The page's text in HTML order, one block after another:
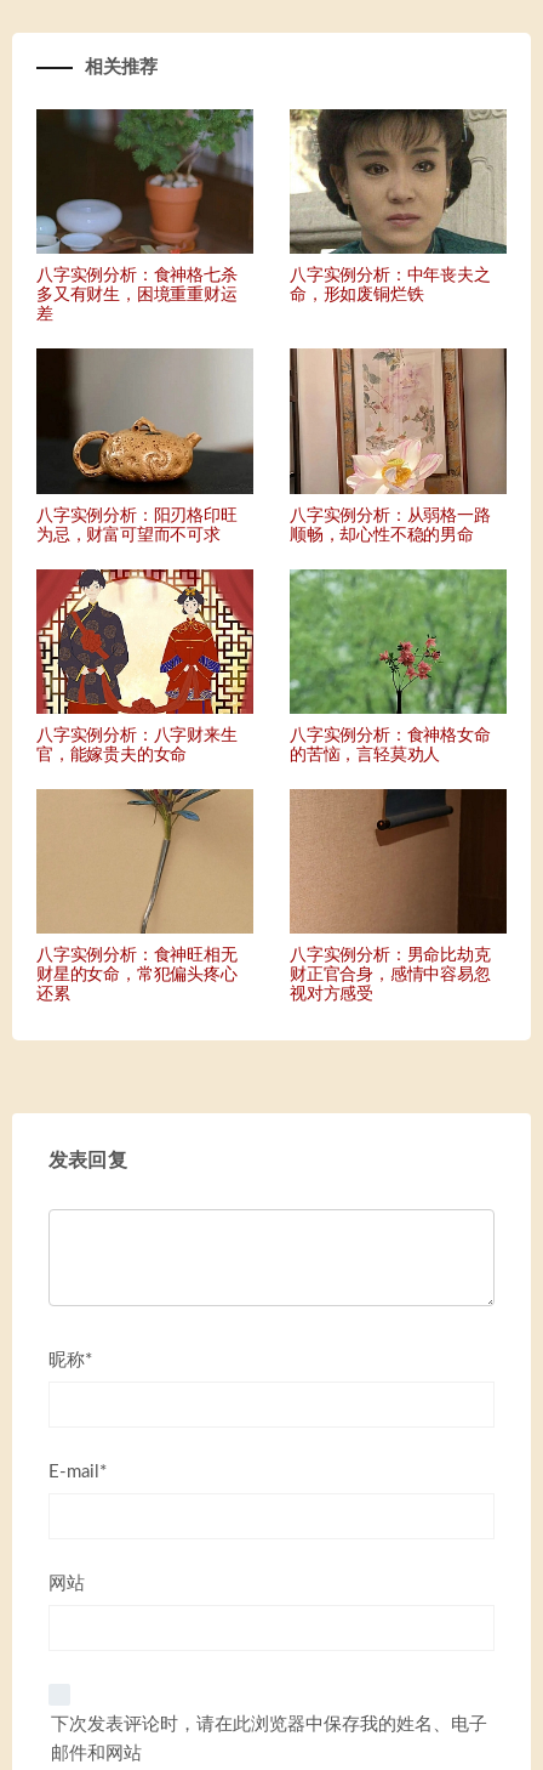
相关推荐
八字实例分析：食神格七杀
多又有财生，困境重重财运
差
八字实例分析：中年丧夫之
命，形如废铜烂铁
八字实例分析：阳刃格印旺
为忌，财富可望而不可求
八字实例分析：从弱格一路
顺畅，却心性不稳的男命
八字实例分析：八字财来生
官，能嫁贵夫的女命
八字实例分析：食神格女命
的苦恼，言轻莫劝人
八字实例分析：食神旺相无
财星的女命，常犯偏头疼心
还累
八字实例分析：男命比劫克
财正官合身，感情中容易忽
视对方感受
发表回复
昵称*
E-mail*
网站
下次发表评论时，请在此浏览器中保存我的姓名、电子
邮件和网站